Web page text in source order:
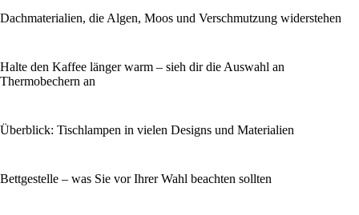
Dachmaterialien, die Algen, Moos und Verschmutzung widerstehen
Halte den Kaffee länger warm – sieh dir die Auswahl an
Thermobechern an
Überblick: Tischlampen in vielen Designs und Materialien
Bettgestelle – was Sie vor Ihrer Wahl beachten sollten